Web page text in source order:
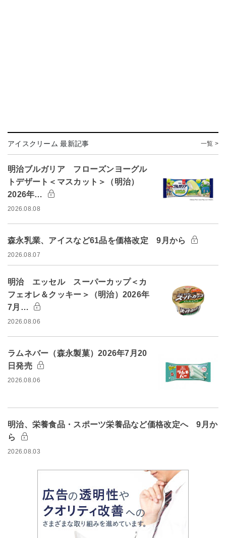
アイスクリーム 最新記事 一覧 >
明治ブルガリア フローズンヨーグル
トデザート＜マスカット＞（明治）
2026年…
2026.08.08
森永乳業、アイスなど61品を価格改定 9月から
2026.08.07
明治 エッセル スーパーカップ＜カ
フェオレ＆クッキー＞（明治）2026年
7月…
2026.08.06
ラムネバー（森永製菓）2026年7月20
日発売
2026.08.06
明治、栄養食品・スポーツ栄養品など価格改定へ 9月か
ら
2026.08.03